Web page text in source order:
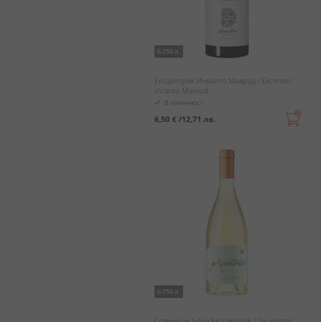
0.750 л.
Ексцентрик Инканто Мавруд / Excentric
Incanto Mavrud
В наличност
6,50 € /12,71 лв.
0.750 л.